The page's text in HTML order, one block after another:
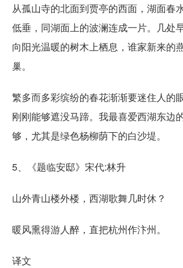
从孤山寺的北面到贾亭的西面，湖面春
低垂，同湖面上的波澜连成一片。几处
向阳光温暖的树木上栖息，谁家新来的
巢。
繁多而多彩缤纷的春花渐渐要迷住人的
刚刚能够遮没马蹄。我最喜爱西湖东边
够，尤其是绿色杨柳荫下的白沙堤。
5、《题临安邸》宋代:林升
山外青山楼外楼，西湖歌舞几时休？
暖风熏得游人醉，直把杭州作汴州。
译文